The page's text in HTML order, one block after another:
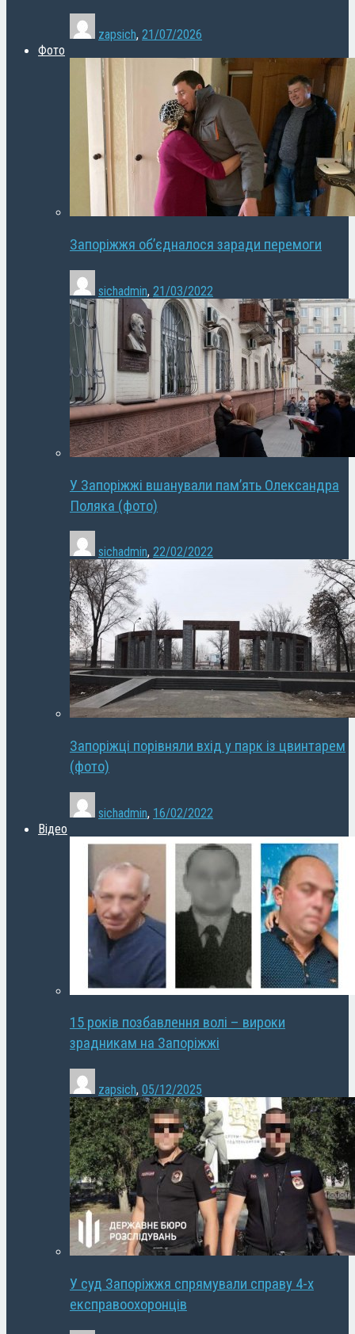
zapsich, 21/07/2026
Фото
Запоріжжя об’єдналося заради перемоги
sichadmin, 21/03/2022
У Запоріжжі вшанували пам’ять Олександра
Поляка (фото)
sichadmin, 22/02/2022
Запоріжці порівняли вхід у парк із цвинтарем
(фото)
sichadmin, 16/02/2022
Відео
15 років позбавлення волі – вироки
зрадникам на Запоріжжі
zapsich, 05/12/2025
У суд Запоріжжя спрямували справу 4-х
експравоохоронців